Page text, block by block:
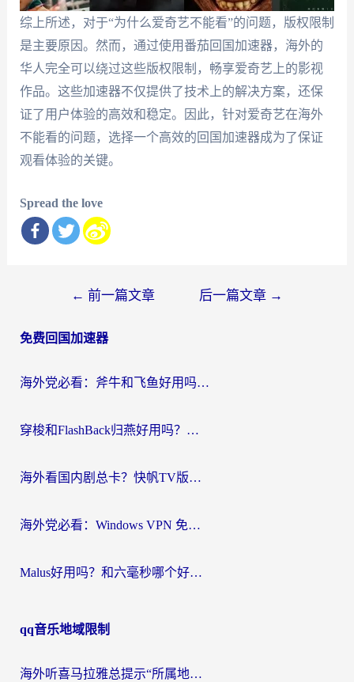
综上所述，对于“为什么爱奇艺不能看”的问题，版权限制
是主要原因。然而，通过使用番茄回国加速器，海外的
华人完全可以绕过这些版权限制，畅享爱奇艺上的影视
作品。这些加速器不仅提供了技术上的解决方案，还保
证了用户体验的高效和稳定。因此，针对爱奇艺在海外
不能看的问题，选择一个高效的回国加速器成为了保证
观看体验的关键。
Spread the love
导
← 前一篇文章 后一篇文章 →
免费回国加速器
海外党必看：斧牛和飞鱼好用吗？3步选对回国加速器，无缝刷剧玩国服
穿梭和FlashBack归燕好用吗？海外党亲测3款热门回国加速器，教你选对不踩坑
海外看国内剧总卡？快帆TV版VPN好用吗？和快滚VPN对比哪个回国效果更好？
海外党必看：Windows VPN 免费？别踩坑！教你选对好用的国内加速器无缝回国
Malus好用吗？和六毫秒哪个好？海外党选回国加速器的避坑指南
qq音乐地域限制
海外听喜马拉雅总提示“所属地区暂时无版权”？这个限制解除方法亲测有效！